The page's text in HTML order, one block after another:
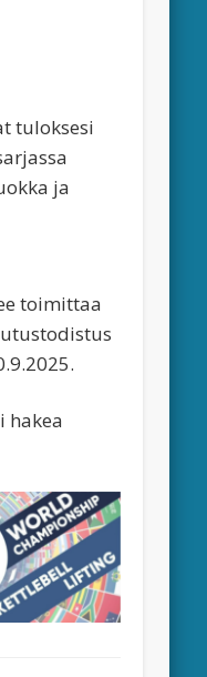
tuloksesi
ja
toimittaa
hakea